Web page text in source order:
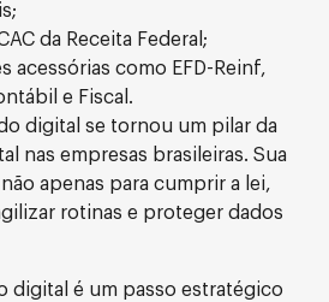
da Receita Federal;
acessórias como EFD-Reinf,
e Fiscal.
digital se tornou um pilar da
nas empresas brasileiras. Sua
apenas para cumprir a lei,
rotinas e proteger dados
digital é um passo estratégico